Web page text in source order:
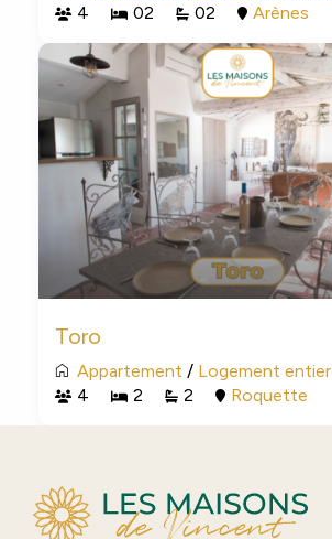
4
02 02 Arènes
Toro
Appartement / Logement entier
4
2 2 Roquette